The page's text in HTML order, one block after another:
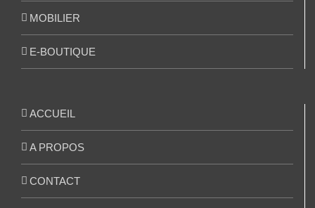
MOBILIER
E-BOUTIQUE
ACCUEIL
A PROPOS
CONTACT